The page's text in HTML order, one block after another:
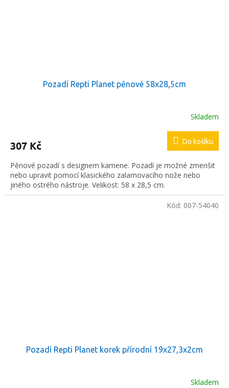
Pozadí Repti Planet pěnové 58x28,5cm
Skladem
307 Kč Do košíku
Pěnové pozadí s designem kamene. Pozadí je možné zmenšit
nebo upravit pomocí klasického zalamovacího nože nebo
jiného ostrého nástroje. Velikost: 58 x 28,5 cm.
Pozadí Repti Planet korek přírodní 19x27,3x2cm
Skladem
Kód: 007-54040